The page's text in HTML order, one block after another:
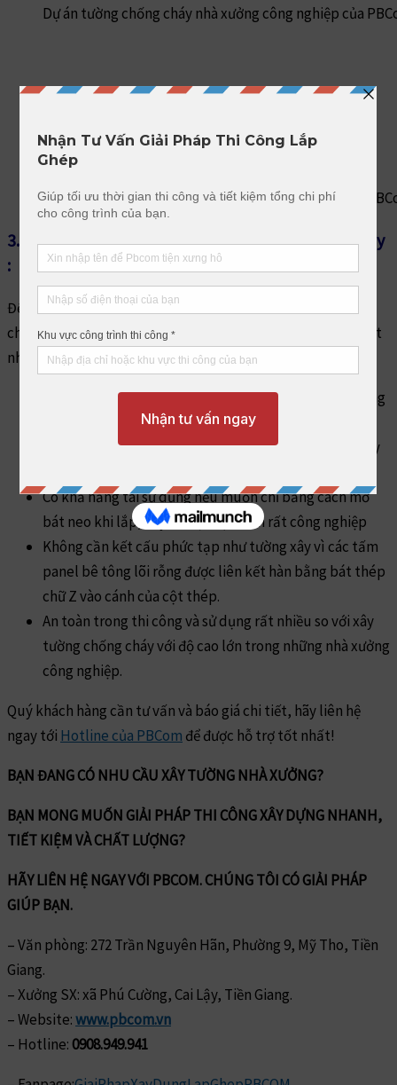
Dự án tường chống cháy nhà xưởng công nghiệp của
Dự án tường chống cháy nhà xưởng công nghiệp của
3. Hiệu quả của tường bê tông lắp ghép chống cháy
:
Để hiểu được hiệu quả mà tường bê tông lắp ghép chống
cháy mang lại, chúng tôi xin liệt kê một số tính năng nổi bật
như sau :
Khả năng chống cháy tốt hơn các loại tôn phủ và tường
gạch xây rất nhiều.
Lắp ghép nhanh chóng và đơn giản, không cần thợ xây
Có khả năng tái sử dụng nếu muốn chỉ bằng cách mở
bát neo khi lắp, đây là một đặc tính rất công nghiệp
Không cần kết cấu phức tạp như tường xây vì các tấm
panel bê tông lõi rỗng được liên kết hàn bằng bát thép
chữ Z vào cánh của cột thép.
An toàn trong thi công và sử dụng rất nhiều so với xây
tường chống cháy với độ cao lớn trong những nhà xưởng
công nghiệp.
Quý khách hàng cần tư vấn và báo giá chi tiết, hãy liên hệ
ngay tới Hotline của PBCom để được hỗ trợ tốt nhất!
BẠN ĐANG CÓ NHU CẦU XÂY TƯỜNG NHÀ XƯỞNG?
BẠN MONG MUỐN GIẢI PHÁP THI CÔNG XÂY DỰNG NHANH,
TIẾT KIỆM VÀ CHẤT LƯỢNG?
HÃY LIÊN HỆ NGAY VỚI PBCOM. CHÚNG TÔI CÓ GIẢI PHÁP
GIÚP BẠN.
– Văn phòng: 272 Trần Nguyên Hãn, Phường 9, Mỹ Tho, Tiền
Giang.
– Xưởng SX: xã Phú Cường, Cai Lậy, Tiền Giang.
– Website:www.pbcom.vn
– Hotline: 0908.949.941